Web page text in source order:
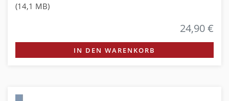
(14,1 MB)
24,90 €
IN DEN WARENKORB